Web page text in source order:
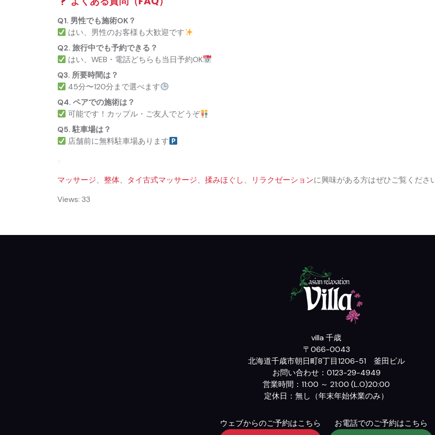
Q1. 男性でも施術OK？
はい、男性のお客様も大歓迎です
Q2. 旅行中でも予約できる？
はい、WEB・電話どちらも当日予約OK
Q3. 所要時間は？
45分〜120分まで選べます
Q4. ペアでの施術は？
可能です！カップル・ご友人でどうぞ
Q5. 駐車場は？
店舗前に無料駐車場あります
マッサージ、 整体、 タイ古式マッサージ、 揉みほぐし、 リラクゼーションに興味がある方はぜひご覧くださ
Views: 33
villa 千歳
〒066-0043
北海道千歳市朝日町8丁目1206-51 釜田ビル
お問い合わせ：0123-29-4949
営業時間：11:00 ～ 21:00 (L.O)20:00
定休日：無し（年末年始休業のみ）
ウェブからのご予約はこちら お電話でのご予約はこちら